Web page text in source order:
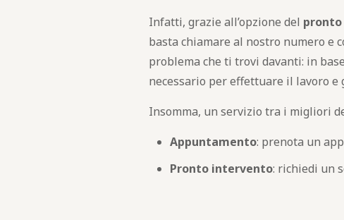
Infatti, grazie all’opzione del
basta chiamare al nostro numero e
problema che ti trovi davanti: in
necessario per effettuare il lavoro
Insomma, un servizio tra i migliori
Appuntamento: prenota un
Pronto intervento: richiedi un